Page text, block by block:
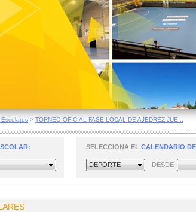
> TORNEO OFICIAL FASE LOCAL DE AJEDREZ JUE...
SELECCIONA EL CALENDARIO
DEPORTE DESDE